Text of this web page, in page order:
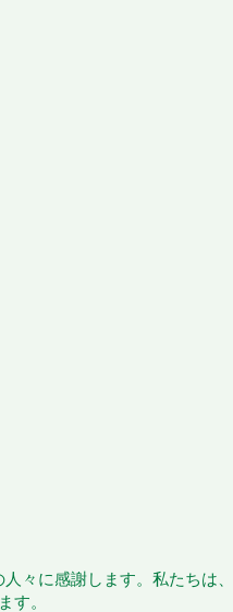
々に感謝します。私たちは
す。